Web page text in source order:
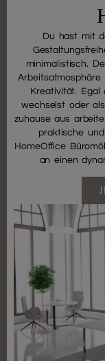
Du hast mit
minimalistisch.
Kreativität. Egal
wechselst oder
zuhause aus
praktische
HomeOffice
an einen